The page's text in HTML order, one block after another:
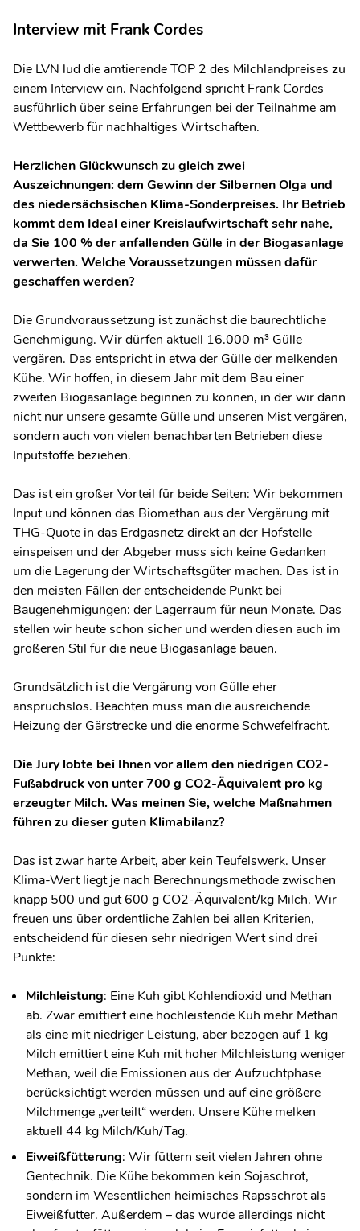
Interview mit Frank Cordes
Die LVN lud die amtierende TOP 2 des Milchlandpreises zu
einem Interview ein. Nachfolgend spricht Frank Cordes
ausführlich über seine Erfahrungen bei der Teilnahme am
Wettbewerb für nachhaltiges Wirtschaften.
Herzlichen Glückwunsch zu gleich zwei
Auszeichnungen: dem Gewinn der Silbernen Olga und
des niedersächsischen Klima-Sonderpreises. Ihr Betrieb
kommt dem Ideal einer Kreislaufwirtschaft sehr nahe,
da Sie 100 % der anfallenden Gülle in der Biogasanlage
verwerten. Welche Voraussetzungen müssen dafür
geschaffen werden?
Die Grundvoraussetzung ist zunächst die baurechtliche
Genehmigung. Wir dürfen aktuell 16.000 m³ Gülle
vergären. Das entspricht in etwa der Gülle der melkenden
Kühe. Wir hoffen, in diesem Jahr mit dem Bau einer
zweiten Biogasanlage beginnen zu können, in der wir dann
nicht nur unsere gesamte Gülle und unseren Mist vergären,
sondern auch von vielen benachbarten Betrieben diese
Inputstoffe beziehen.
Das ist ein großer Vorteil für beide Seiten: Wir bekommen
Input und können das Biomethan aus der Vergärung mit
THG-Quote in das Erdgasnetz direkt an der Hofstelle
einspeisen und der Abgeber muss sich keine Gedanken
um die Lagerung der Wirtschaftsgüter machen. Das ist in
den meisten Fällen der entscheidende Punkt bei
Baugenehmigungen: der Lagerraum für neun Monate. Das
stellen wir heute schon sicher und werden diesen auch im
größeren Stil für die neue Biogasanlage bauen.
Grundsätzlich ist die Vergärung von Gülle eher
anspruchslos. Beachten muss man die ausreichende
Heizung der Gärstrecke und die enorme Schwefelfracht.
Die Jury lobte bei Ihnen vor allem den niedrigen CO2-
Fußabdruck von unter 700 g CO2-Äquivalent pro kg
erzeugter Milch. Was meinen Sie, welche Maßnahmen
führen zu dieser guten Klimabilanz?
Das ist zwar harte Arbeit, aber kein Teufelswerk. Unser
Klima-Wert liegt je nach Berechnungsmethode zwischen
knapp 500 und gut 600 g CO2-Äquivalent/kg Milch. Wir
freuen uns über ordentliche Zahlen bei allen Kriterien,
entscheidend für diesen sehr niedrigen Wert sind drei
Punkte:
Milchleistung: Eine Kuh gibt Kohlendioxid und Methan
ab. Zwar emittiert eine hochleistende Kuh mehr Methan
als eine mit niedriger Leistung, aber bezogen auf 1 kg
Milch emittiert eine Kuh mit hoher Milchleistung weniger
Methan, weil die Emissionen aus der Aufzuchtphase
berücksichtigt werden müssen und auf eine größere
Milchmenge „verteilt“ werden. Unsere Kühe melken
aktuell 44 kg Milch/Kuh/Tag.
Eiweißfütterung: Wir füttern seit vielen Jahren ohne
Gentechnik. Die Kühe bekommen kein Sojaschrot,
sondern im Wesentlichen heimisches Rapsschrot als
Eiweißfutter. Außerdem – das wurde allerdings nicht